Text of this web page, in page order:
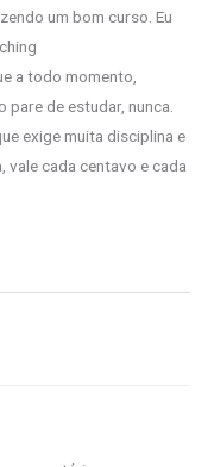
um bom curso. Eu
a todo momento,
pare de estudar, nunca.
exige muita disciplina e
vale cada centavo e cada